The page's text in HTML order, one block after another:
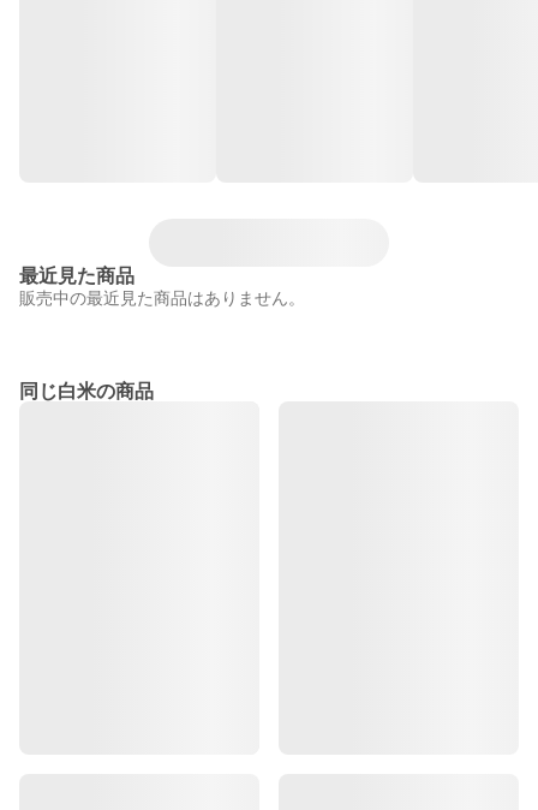
最近見た商品
販売中の最近見た商品はありません。
同じ白米の商品